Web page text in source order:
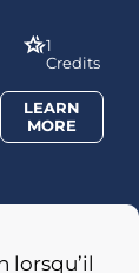
1
Credits
LEARN
MORE
lorsqu’il